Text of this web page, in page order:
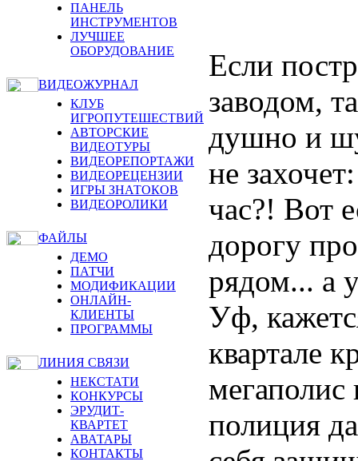
ПАНЕЛЬ
ИНСТРУМЕНТОВ
ЛУЧШЕЕ
ОБОРУДОВАНИЕ
ВИДЕОЖУРНАЛ
КЛУБ
ИГРОПУТЕШЕСТВИЙ
АВТОРСКИЕ
ВИДЕОТУРЫ
ВИДЕОРЕПОРТАЖИ
ВИДЕОРЕЦЕНЗИИ
ИГРЫ ЗНАТОКОВ
ВИДЕОРОЛИКИ
ФАЙЛЫ
ДЕМО
ПАТЧИ
МОДИФИКАЦИИ
ОНЛАЙН-
КЛИЕНТЫ
ПРОГРАММЫ
ЛИНИЯ СВЯЗИ
НЕКСТАТИ
КОНКУРСЫ
ЭРУДИТ-
КВАРТЕТ
АВАТАРЫ
КОНТАКТЫ
Если
заводом,
душно и
не
час?! Вот
дорогу
рядом... а
Уф,
квартале
полиция